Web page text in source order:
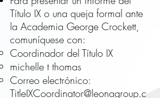
Título IX o una queja formal ante
la Academia George Crockett,
comuníquese con:
Coordinador del Título IX
michelle t thomas
Correo electrónico:
TitleIXCoordinator@leonagroup.c